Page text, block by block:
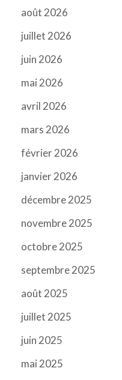
août 2026
juillet 2026
juin 2026
mai 2026
avril 2026
mars 2026
février 2026
janvier 2026
décembre 2025
novembre 2025
octobre 2025
septembre 2025
août 2025
juillet 2025
juin 2025
mai 2025